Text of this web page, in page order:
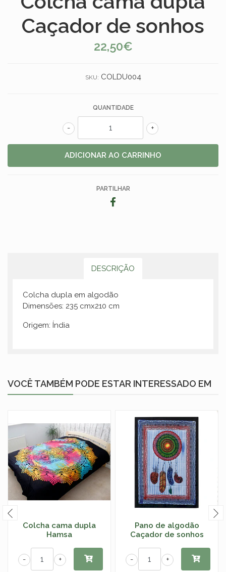
Caçador de sonhos
22,50€
SKU: COLDU004
QUANTIDADE
+
-
PARTILHAR
DESCRIÇÃO
Colcha dupla em algodão
Dimensões: 235 cmx210 cm
Origem: Índia
VOCÊ TAMBÉM PODE ESTAR INTERESSADO EM
Colcha cama dupla
Hamsa
+
-
Pano de algodão
Caçador de sonhos
+
-